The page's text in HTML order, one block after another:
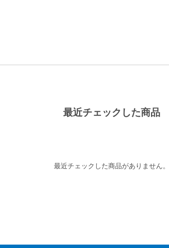
最近チェックした商品
最近チェックした商品がありません。